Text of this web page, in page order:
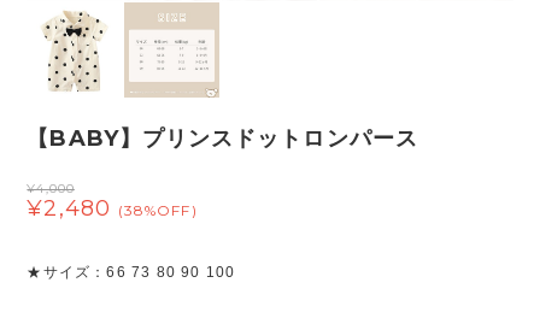
【BABY】プリンスドットロンパース
¥4,000
¥2,480 (38%OFF)
★サイズ：66 73 80 90 100